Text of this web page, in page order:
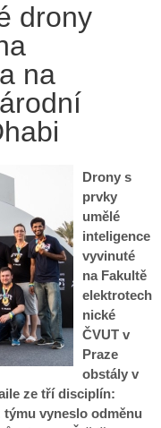
drony
na
Drony s
prvky
umělé
inteligence
vyvinuté
na Fakultě
elektrotech
nické
ČVUT v
Praze
obstály v
ze tří disciplín:
vyneslo odměnu
Z
i
r
i
e
d
r
o
n
1
N
S
á
l
:
Z
a
č
í
n
m
e